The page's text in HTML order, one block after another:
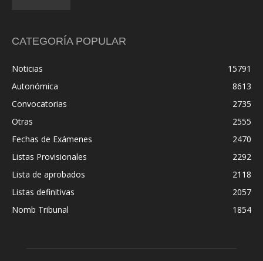
CATEGORÍA POPULAR
Noticias
15791
Autonómica
8613
Convocatorias
2735
Otras
2555
Fechas de Exámenes
2470
Listas Provisionales
2292
Lista de aprobados
2118
Listas definitivas
2057
Nomb Tribunal
1854